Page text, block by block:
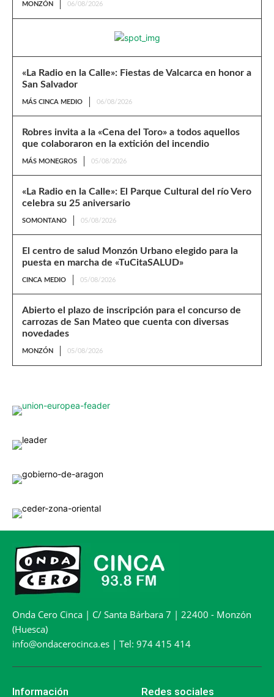
MONZÓN 06/08/2026
«La Radio en la Calle»: Fiestas de Valcarca en honor a
San Salvador
MÁS CINCA MEDIO 06/08/2026
Robres invita a la «Cena del Toro» a todos aquellos
que colaboraron en la extición del incendio
MÁS MONEGROS 05/08/2026
«La Radio en la Calle»: El Parque Cultural del río Vero
celebra su 25 aniversario
SOMONTANO 05/08/2026
El centro de salud Monzón Urbano elegido para la
puesta en marcha de «TuCitaSALUD»
CINCA MEDIO 05/08/2026
Abierto el plazo de inscripción para el concurso de
carrozas de San Mateo que cuenta con diversas
novedades
MONZÓN 05/08/2026
Onda Cero Cinca | C/ Santa Bárbara 7 | 22400 - Monzón
(Huesca)
info@ondacerocinca.es | Tel: 974 415 414
Información Redes sociales